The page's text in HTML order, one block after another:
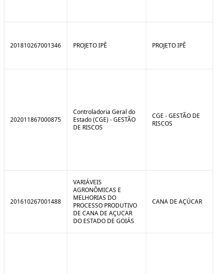
201810267001346 PROJETO IPÊ PROJETO IPÊ
202011867000875
Controladoria Geral do
Estado (CGE) - GESTÃO
DE RISCOS
CGE - GESTÃO DE
RISCOS
201610267001488
VARIÁVEIS
AGRONÔMICAS E
MELHORIAS DO
PROCESSO PRODUTIVO
DE CANA DE AÇUCAR
DO ESTADO DE GOIÁS
CANA DE AÇÚCAR